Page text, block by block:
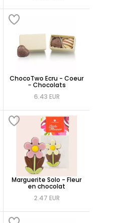
ChocoTwo Ecru - Coeur
- Chocolats
6.43 EUR
Marguerite Solo - Fleur
en chocolat
2.47 EUR